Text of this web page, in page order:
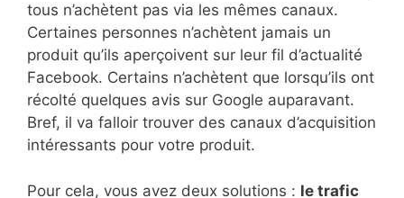
tous n’achètent pas via les mêmes canaux.
Certaines personnes n’achètent jamais un
produit qu’ils aperçoivent sur leur fil d’actualité
Facebook. Certains n’achètent que lorsqu’ils ont
récolté quelques avis sur Google auparavant.
Bref, il va falloir trouver des canaux d’acquisition
intéressants pour votre produit.
Pour cela, vous avez deux solutions : le trafic